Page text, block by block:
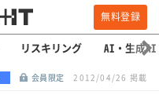
無料登録
リスキリング AI・生成AI
会員限定 2012/04/26 掲載